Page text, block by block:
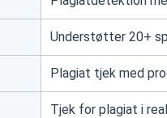
Understøtter 20+
Plagiat tjek med
Tjek for plagiat i